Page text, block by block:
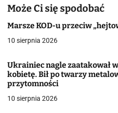
a
c
j
a
w
p
Może Ci się spodobać
Marsze KOD-u przeciw
10 sierpnia 2026
Ukrainiec nagle zaatakował
kobietę. Bił po twarzy
przytomności
10 sierpnia 2026